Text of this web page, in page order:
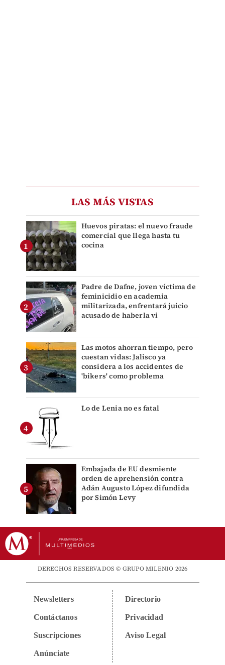
LAS MÁS VISTAS
Huevos piratas: el nuevo fraude
comercial que llega hasta tu
cocina
Padre de Dafne, joven víctima de
feminicidio en academia
militarizada, enfrentará juicio
acusado de haberla vi
Las motos ahorran tiempo, pero
cuestan vidas: Jalisco ya
considera a los accidentes de
'bikers' como problema
Lo de Lenia no es fatal
Embajada de EU desmiente
orden de aprehensión contra
Adán Augusto López difundida
por Simón Levy
DERECHOS RESERVADOS © GRUPO MILENIO 2026
Newsletters
Contáctanos
Suscripciones
Anúnciate
Directorio
Privacidad
Aviso Legal